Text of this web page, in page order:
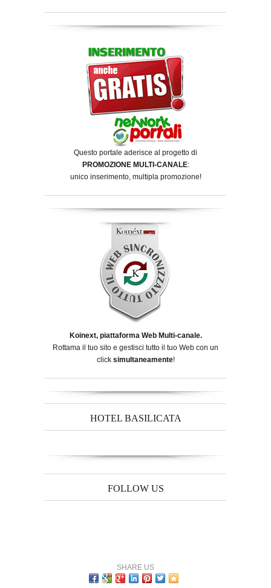
Questo portale aderisce al progetto di
PROMOZIONE MULTI-CANALE:
unico inserimento, multipla promozione!
Koinext, piattaforma Web Multi-canale.
Rottama il tuo sito e gestisci tutto il tuo Web con un
click simultaneamente!
HOTEL BASILICATA
FOLLOW US
SHARE US